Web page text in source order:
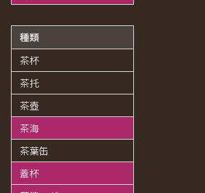
種類
茶杯
茶托
茶壺
茶海
茶葉缶
蓋杯